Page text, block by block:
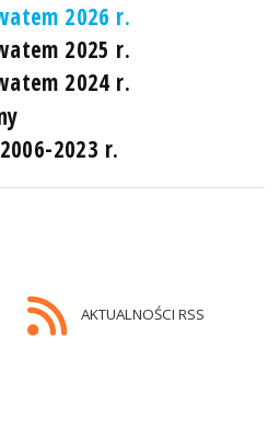
2026 r.
2025 r.
2024 r.
2023 r.
AKTUALNOŚCI RSS